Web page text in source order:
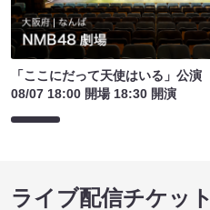
「ここにだって天使はいる」公演
08/07 18:00 開場 18:30 開演
ライブ配信チケット